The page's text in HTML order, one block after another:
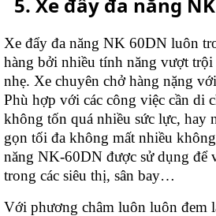
Xe đẩy đa năng NK 60DN luôn
hàng bởi nhiều tính năng vượt
nhẹ. Xe chuyên chở hàng nặng
Phù hợp với các công việc cần di
không tốn quá nhiều sức lực, hay
gọn tối đa không mất nhiều
năng NK-60DN được sử dụng để
trong các siêu thị, sân bay…
Với phương châm luôn luôn đem